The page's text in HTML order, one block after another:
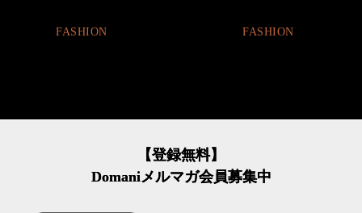
FASHION
【登録無料】
Domaniメルマガ会員募集中